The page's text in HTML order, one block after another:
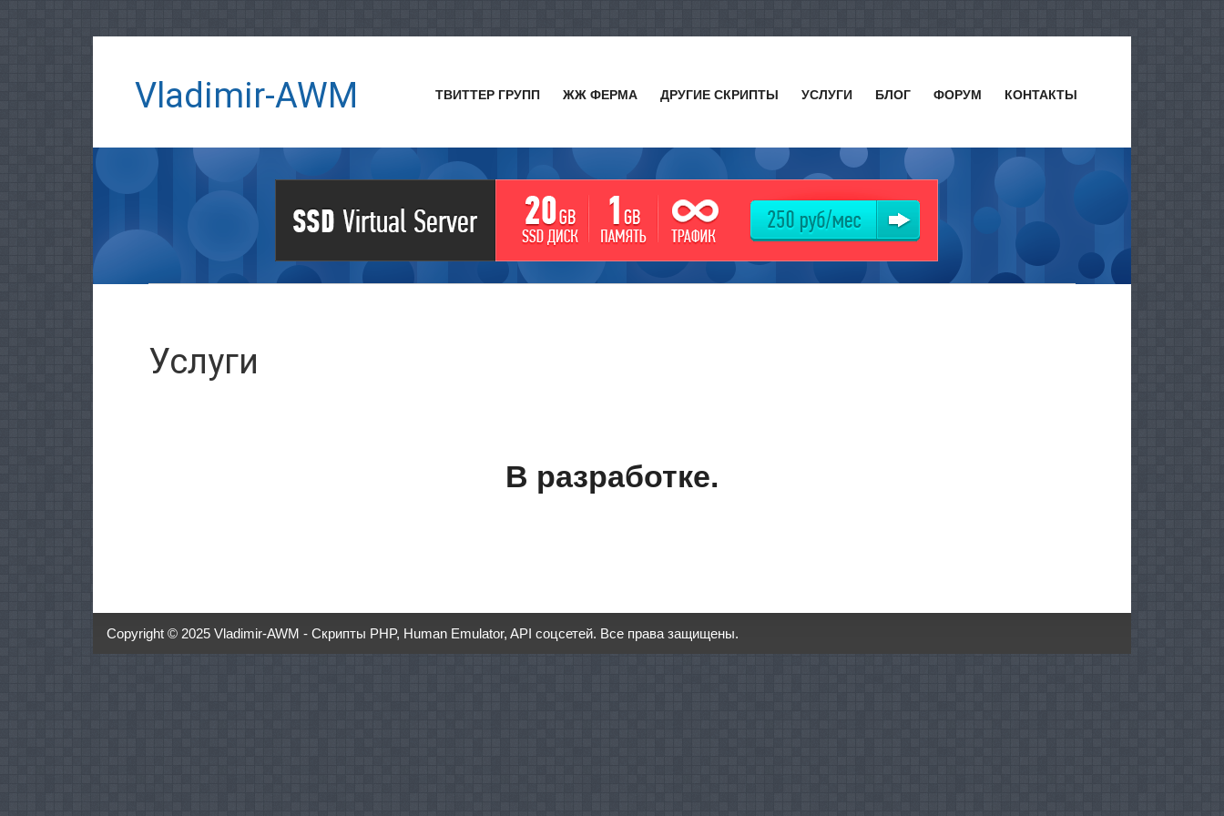
Vladimir-AWM ТВИТТЕР ГРУПП ЖЖ ФЕРМА ДРУГИЕ СКРИПТЫ УСЛУГИ БЛОГ ФОРУМ КОНТАКТЫ
Услуги
В разработке.
Copyright © 2025Vladimir-AWM - Скрипты PHP, Human Emulator, API соцсетей. Все права защищены.